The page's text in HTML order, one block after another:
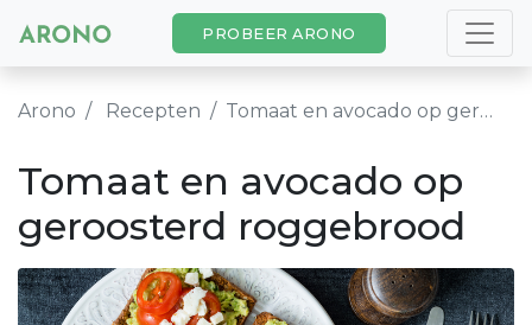
PROBEER ARONO
Arono Recepten Tomaat en avocado op geroosterd roggebrood
Tomaat en avocado op
geroosterd roggebrood